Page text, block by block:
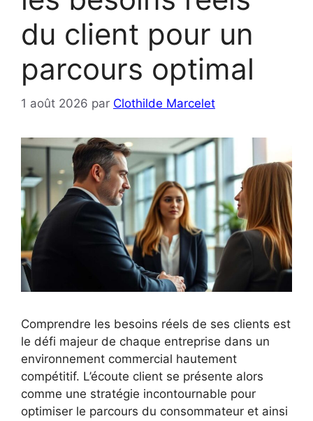
du client pour un
parcours optimal
1 août 2026 par Clothilde Marcelet
Comprendre les besoins réels de ses clients est
le défi majeur de chaque entreprise dans un
environnement commercial hautement
compétitif. L’écoute client se présente alors
comme une stratégie incontournable pour
optimiser le parcours du consommateur et ainsi